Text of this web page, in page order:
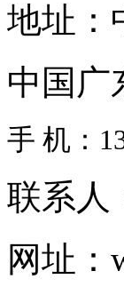
地址：
中国广
手 机：
联系人
网址：